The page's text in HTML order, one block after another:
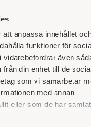
anpassa innehållet och
funktioner för
även
från din enhet till de
som vi samarbetar
med annan
eller som de har
max 120, Nya
även dig som
ni måste boka tid
på våra
priserna på
att spela